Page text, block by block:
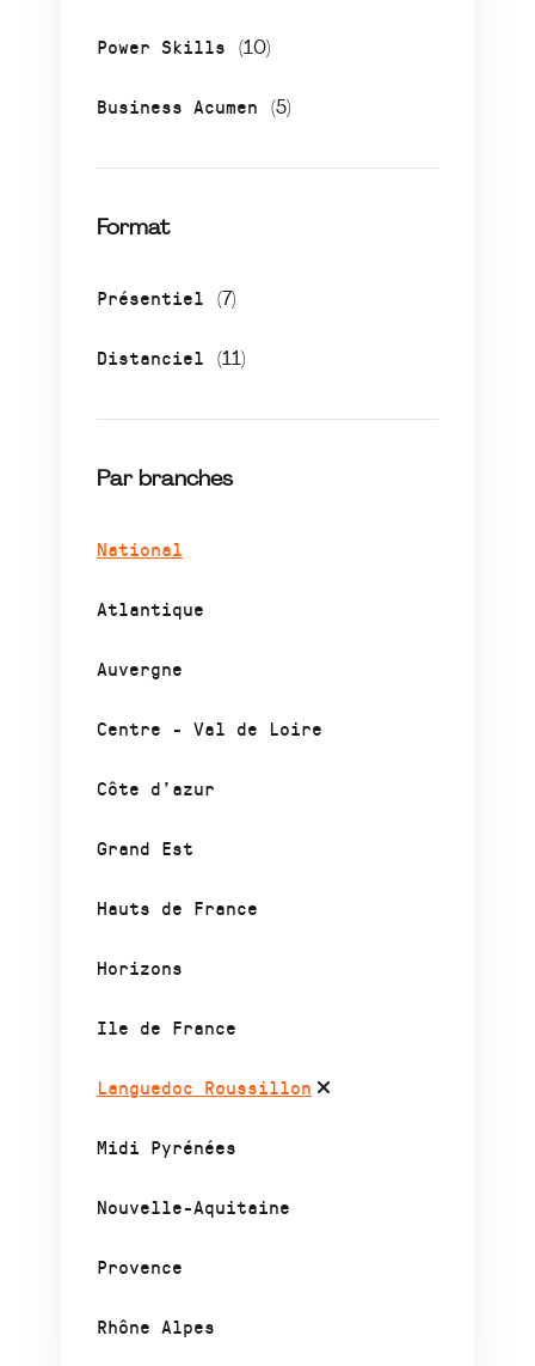
Power Skills (10)
Business Acumen (5)
Format
Présentiel (7)
Distanciel (11)
Par branches
National
Atlantique
Auvergne
Centre - Val de Loire
Côte d’azur
Grand Est
Hauts de France
Horizons
Ile de France
Languedoc Roussillon
Midi Pyrénées
Nouvelle-Aquitaine
Provence
Rhône Alpes